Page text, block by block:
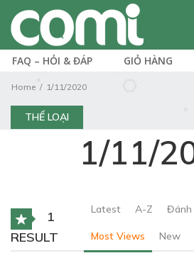
FAQ – HỎI & ĐÁP GIỎ HÀNG
Home 1/11/2020
THỂ LOẠI
1/11/
1
RESULT
Latest A-Z Đánh
Most Views New